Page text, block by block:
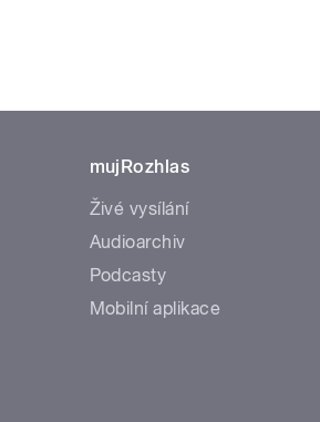
mujRozhlas
Živé vysílání
Audioarchiv
Podcasty
Mobilní aplikace